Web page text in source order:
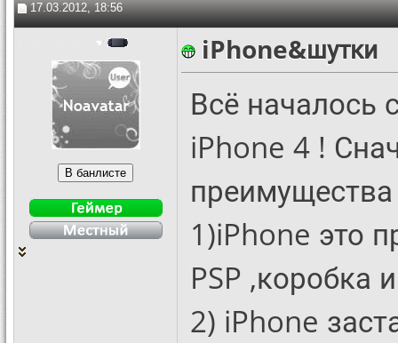
17.03.2012, 18:56
iPhone&шутки
Всё началось
iPhone 4 !
1)iPhone это
PSP ,коробка
2) iPhone